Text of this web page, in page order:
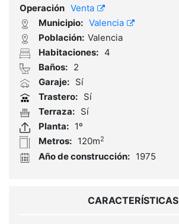
Operación Venta
Municipio: Valencia
Población: Valencia
Habitaciones: 4
Baños: 2
Garaje: Sí
Trastero: Sí
Terraza: Sí
Planta: 1º
Metros: 120m2
Año de construcción: 1975
CARACTERÍSTICAS